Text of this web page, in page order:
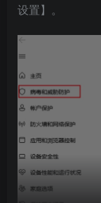
设置】。